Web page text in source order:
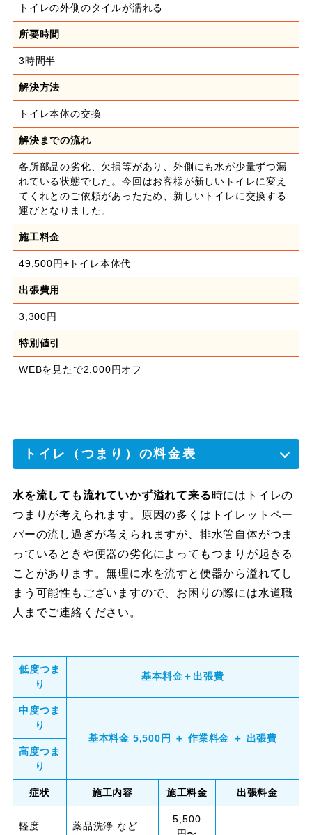
トイレの外側のタイルが濡れる
所要時間
3時間半
解決方法
トイレ本体の交換
解決までの流れ
各所部品の劣化、欠損等があり、外側にも水が少量ずつ漏
れている状態でした。今回はお客様が新しいトイレに変え
てくれとのご依頼があったため、新しいトイレに交換する
運びとなりました。
施工料金
49,500円+トイレ本体代
出張費用
3,300円
特別値引
WEBを見たで2,000円オフ
トイレ（つまり）の料金表
水を流しても流れていかず溢れて来る時にはトイレの
つまりが考えられます。原因の多くはトイレットペー
パーの流し過ぎが考えられますが、排水管自体がつま
っているときや便器の劣化によってもつまりが起きる
ことがあります。無理に水を流すと便器から溢れてし
まう可能性もございますので、お困りの際には水道職
人までご連絡ください。
低度つま
り
基本料金＋出張費
中度つま
り
基本料金 5,500円 ＋ 作業料金 ＋ 出張費
高度つま
り
症状 施工内容 施工料金 出張料金
軽度 薬品洗浄 など
5,500